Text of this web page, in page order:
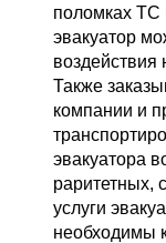
поломках ТС
эвакуатор
воздействия
Также
компании и
эвакуатора
раритетных,
услуги
необходимы